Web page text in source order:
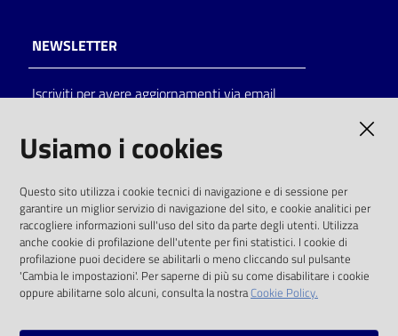
on line
Eventi
Chiedi al
bibliotecario
Avvisi
NEWSLETTER
Iscriviti per avere aggiornamenti via email
solo alle condizioni previste dalla direttiva
comunitaria 2003/98/CE e dal d.lgs. 36/2006
SOCIAL
Instagram
Usiamo i cookies
Questo sito utilizza i cookie tecnici di navigazione e di sessione per
garantire un miglior servizio di navigazione del sito, e cookie analitici per
raccogliere informazioni sull'uso del sito da parte degli utenti. Utilizza
anche cookie di profilazione dell'utente per fini statistici. I cookie di
profilazione puoi decidere se abilitarli o meno cliccando sul pulsante
'Cambia le impostazioni'. Per saperne di più su come disabilitare i cookie
oppure abilitarne solo alcuni, consulta la nostraCookie Policy.